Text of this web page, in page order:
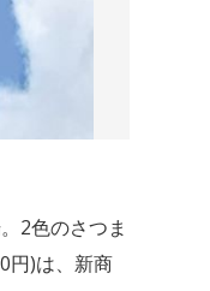
2色のさつま
円)は、新商